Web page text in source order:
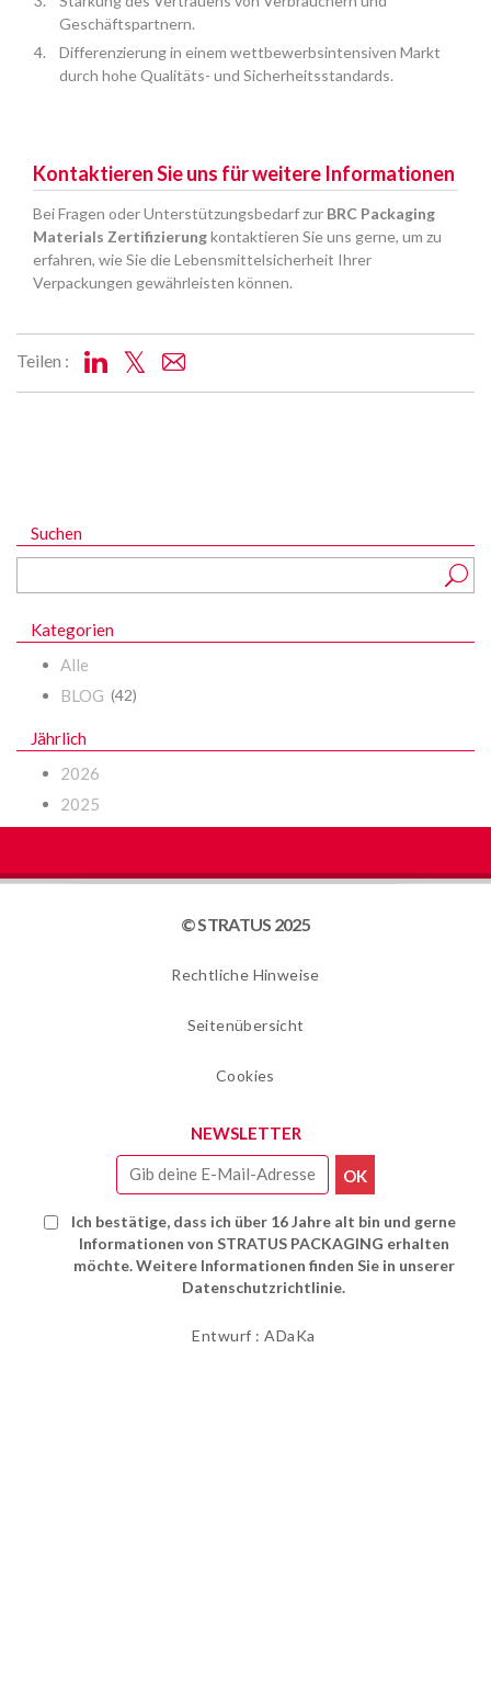
Geschäftspartnern.
Differenzierung in einem wettbewerbsintensiven Markt
durch hohe Qualitäts- und Sicherheitsstandards.
Kontaktieren Sie uns für weitere Informationen
Bei Fragen oder Unterstützungsbedarf zur BRC Packaging
Materials Zertifizierungkontaktieren Sie uns gerne, um zu
erfahren, wie Sie die Lebensmittelsicherheit Ihrer
Verpackungen gewährleisten können.
Teilen :
Suchen
Kategorien
Alle
BLOG (42)
Jährlich
2026
2025
© STRATUS 2025
Rechtliche Hinweise
Seitenübersicht
Cookies
NEWSLETTER
Ich bestätige, dass ich über 16 Jahre alt bin und gerne
Informationen von STRATUS PACKAGING erhalten
möchte. Weitere Informationen finden Sie in unserer
Datenschutzrichtlinie.
Entwurf : ADaKa